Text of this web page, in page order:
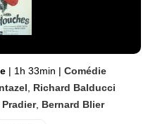
| 1h 33min | Comédie
Richard Balducci
Pradier, Bernard Blier